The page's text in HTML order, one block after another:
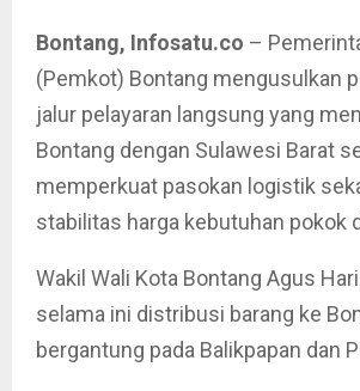
Bontang, Infosatu.co –
(Pemkot) Bontang mengusulkan
jalur pelayaran langsung yang
Bontang dengan Sulawesi Barat
memperkuat pasokan logistik
stabilitas harga kebutuhan pokok
Wakil Wali Kota Bontang Agus
selama ini distribusi barang ke
bergantung pada Balikpapan dan